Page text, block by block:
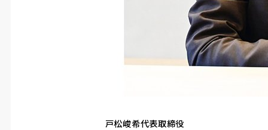
戸松峻希代表取締役